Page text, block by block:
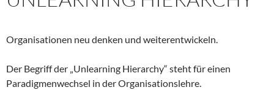
Organisationen neu denken und weiterentwickeln.
Der Begriff der „Unlearning Hierarchy“ steht für einen
Paradigmenwechsel in der Organisationslehre.